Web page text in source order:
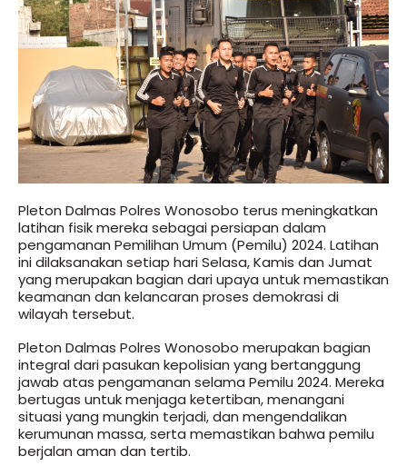
Pleton Dalmas Polres Wonosobo terus meningkatkan
latihan fisik mereka sebagai persiapan dalam
pengamanan Pemilihan Umum (Pemilu) 2024. Latihan
ini dilaksanakan setiap hari Selasa, Kamis dan Jumat
yang merupakan bagian dari upaya untuk memastikan
keamanan dan kelancaran proses demokrasi di
wilayah tersebut.
Pleton Dalmas Polres Wonosobo merupakan bagian
integral dari pasukan kepolisian yang bertanggung
jawab atas pengamanan selama Pemilu 2024. Mereka
bertugas untuk menjaga ketertiban, menangani
situasi yang mungkin terjadi, dan mengendalikan
kerumunan massa, serta memastikan bahwa pemilu
berjalan aman dan tertib.